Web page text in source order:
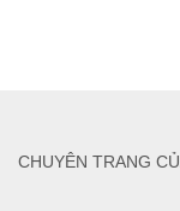
CHUYÊN TRANG